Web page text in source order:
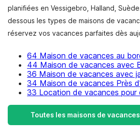
planifiées en Vessigebro, Halland,
dessous les types de maisons de
réservez vos vacances parfaites dès
64 Maison de vacances au
44 Maison de vacances avec
36 Maison de vacances avec
34 Maison de vacances Près
33 Location de vacances pour
Toutes les maisons de